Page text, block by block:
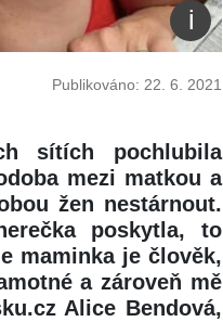
Publikováno: 22. 6. 2021
sítích pochlubila
mezi matkou a
žen nestárnout.
poskytla, to
maminka je člověk,
a zároveň mě
Alice Bendová,